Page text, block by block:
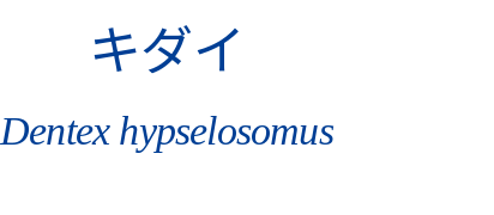
キダイ
Dentex hypselosomus